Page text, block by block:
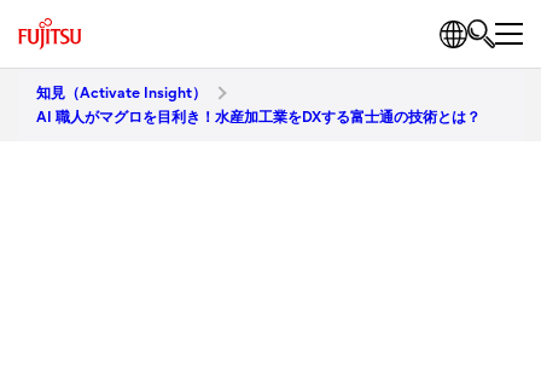
知見（Activate Insight）
AI 職人がマグロを目利き！水産加工業をDXする富士通の技術とは？